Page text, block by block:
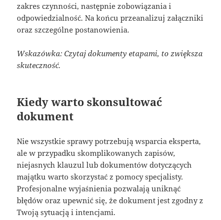
zakres czynności, następnie zobowiązania i
odpowiedzialność. Na końcu przeanalizuj załączniki
oraz szczególne postanowienia.
Wskazówka: Czytaj dokumenty etapami, to zwiększa
skuteczność.
Kiedy warto skonsultować
dokument
Nie wszystkie sprawy potrzebują wsparcia eksperta,
ale w przypadku skomplikowanych zapisów,
niejasnych klauzul lub dokumentów dotyczących
majątku warto skorzystać z pomocy specjalisty.
Profesjonalne wyjaśnienia pozwalają uniknąć
błędów oraz upewnić się, że dokument jest zgodny z
Twoją sytuacją i intencjami.